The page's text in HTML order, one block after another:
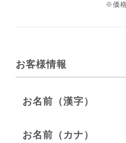
※価
お客様情報
お名前（漢字）
お名前（カナ）